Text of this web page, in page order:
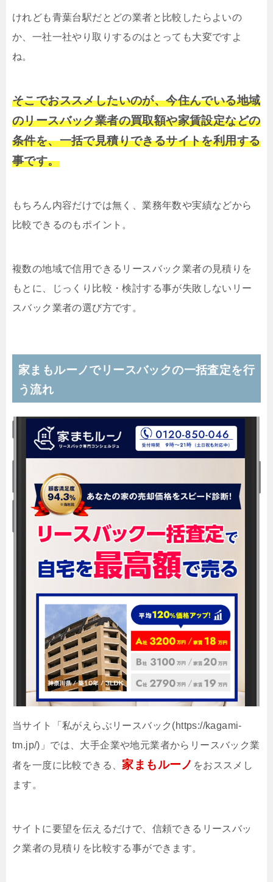
けれども青葉台駅だとどの業者と比較したらよいの
か、一社一社やり取りするのはとっても大変ですよ
ね。
そこでおススメしたいのが、今住んでいる地域
のリースバック業者の買取額や家賃設定などの
条件を、一括で見積りできるサイトを利用する
事です。
もちろん内容だけでは無く、業務年数や実績などから
比較できるのもポイント。
複数の地域で信用できるリースバック業者の見積りを
もとに、じっくり比較・検討する事が失敗しないリー
スバック業者の選び方です。
家まもルーノでリースバックの一括査定を行
う流れ
当サイト「私がえらぶリースバック(https://kagami-
tm.jp/)」では、大手企業や地元業者からリースバック業
者を一度に比較できる、家まもルーノ をおススメし
ます。
サイトに要望を伝えるだけで、信頼できるリースバッ
ク業者の見積りを比較する事ができます。